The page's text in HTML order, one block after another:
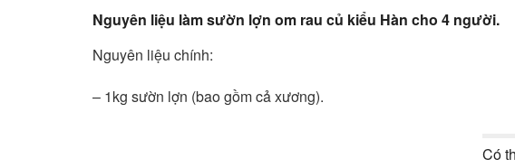
Nguyên liệu làm sườn lợn om rau củ kiểu Hàn cho 4 người.
Nguyên liệu chính:
– 1kg sườn lợn (bao gồm cả xương).
Có